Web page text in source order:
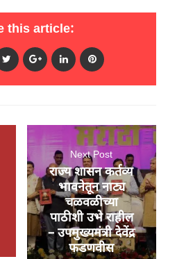
this article:
Next Post
राज्य शासन कर्तव्य
भावनेतून नाट्य
चळवळीच्या
पाठीशी उभे राहील
– उपमुख्यमंत्री देवेंद्र
फडणवीस